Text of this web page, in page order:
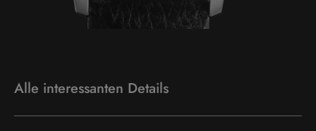
Alle interessanten Details